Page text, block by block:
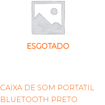
ESGOTADO
CAIXA DE SOM PORTATIL
BLUETOOTH PRETO